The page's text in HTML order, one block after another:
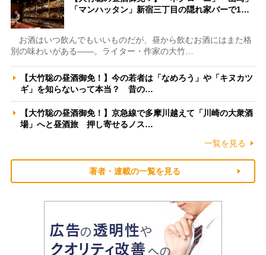
「マンハッタン」新宿三丁目の隠れ家バーで1…
お酒はいつ飲んでもいいものだが、昼から飲むお酒にはまた格
別の味わいがある――。ライター・作家の大竹…
【大竹聡の昼酒御免！】今の若者は「なめろう」や「キヌカツ
ギ」を知らないって本当？ 昔の…
【大竹聡の昼酒御免！】京急線で多摩川越えて「川崎の大衆酒
場」へと昼酒旅 押し寄せるノス…
一覧を見る
著者・連載の一覧を見る